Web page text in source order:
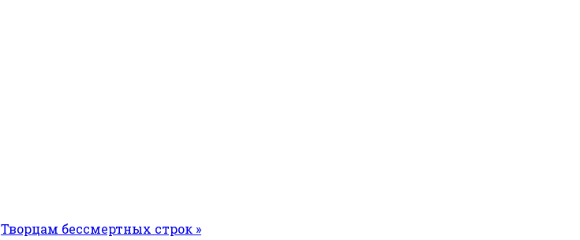
Творцам бессмертных строк »